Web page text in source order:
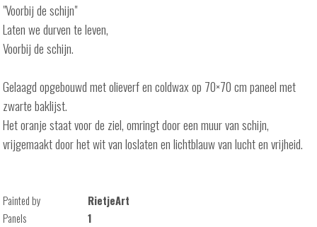
"Voorbij de schijn"
Laten we durven te leven,
Voorbij de schijn.
Gelaagd opgebouwd met olieverf en coldwax op 70×70 cm paneel met
zwarte baklijst.
Het oranje staat voor de ziel, omringt door een muur van schijn,
vrijgemaakt door het wit van loslaten en lichtblauw van lucht en vrijheid.
Painted by
RietjeArt
Panels
1